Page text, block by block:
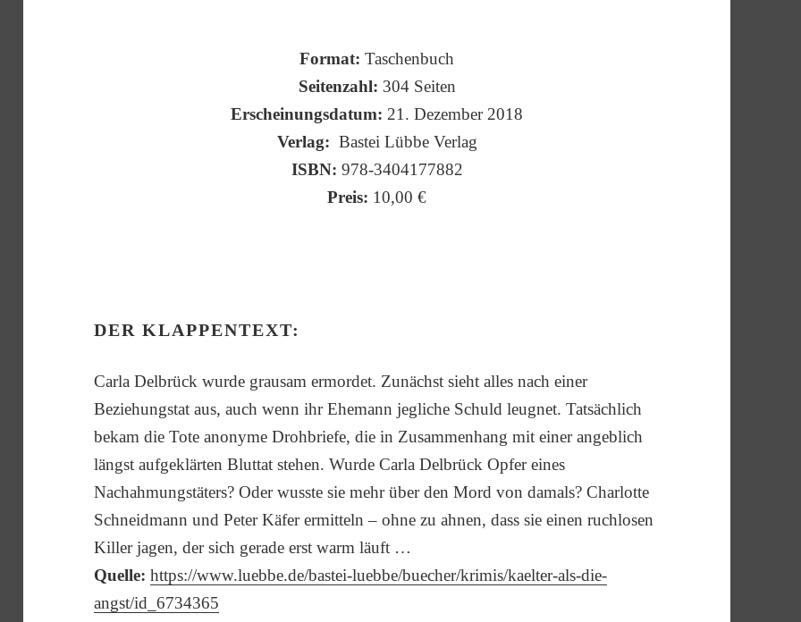
Format:Taschenbuch
Seitenzahl: 304 Seiten
Erscheinungsdatum: 21. Dezember 2018
Verlag: Bastei Lübbe Verlag
ISBN: 978-3404177882
Preis: 10,00 €
DER KLAPPENTEXT:
Carla Delbrück wurde grausam ermordet. Zunächst sieht alles nach einer
Beziehungstat aus, auch wenn ihr Ehemann jegliche Schuld leugnet. Tatsächlich
bekam die Tote anonyme Drohbriefe, die in Zusammenhang mit einer angeblich
längst aufgeklärten Bluttat stehen. Wurde Carla Delbrück Opfer eines
Nachahmungstäters? Oder wusste sie mehr über den Mord von damals? Charlotte
Schneidmann und Peter Käfer ermitteln – ohne zu ahnen, dass sie einen ruchlosen
Killer jagen, der sich gerade erst warm läuft …
Quelle: https://www.luebbe.de/bastei-luebbe/buecher/krimis/kaelter-als-die-
angst/id_6734365